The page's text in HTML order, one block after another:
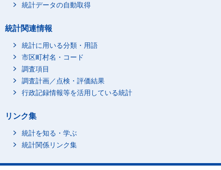
統計データの自動取得
統計関連情報
統計に用いる分類・用語
市区町村名・コード
調査項目
調査計画／点検・評価結果
行政記録情報等を活用している統計
リンク集
統計を知る・学ぶ
統計関係リンク集